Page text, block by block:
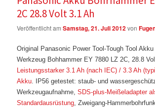
2C 28.8 Volt 3.1 Ah
Veröffentlicht amSamstag, 21. Juli 2012von
Original Panasonic Power Tool-Tough Tool Akku
Werkzeug Bohhammer EY 7880 LZ 2C, 28.8
Leistungsstarker 3.1 Ah (nach IEC) / 3.3 Ah
Akku . IP56 getestet: staub- und
Werkzeugaufnahme,SDS-plus-Meißeladapter
Standardausrüstung , Zweigang-